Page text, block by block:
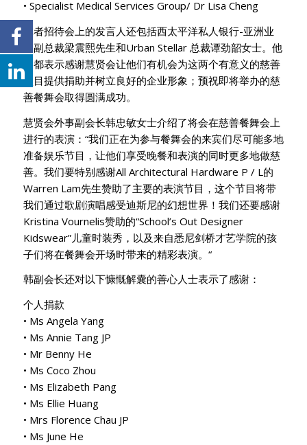
• Specialist Medical Services Group/ Dr Lisa Cheng
记者招待会上的发言人还包括西太平洋私人银行-亚洲业
务副总裁梁震熙先生和Urban Stellar 总裁谭劲韶女士。他
们都表示感谢慧贤会让他们有机会为这两个有意义的慈善
项目提供捐助并树立良好的企业形象；预祝即将举办的慈
善餐舞会取得圆满成功。
慧贤会外事副会长韩忠敏女士介绍了将会在慈善餐舞会上
进行的表演：“我们正在为参与餐舞会的来宾们尽可能多地
准备娱乐节目，让他们享受晚餐和表演的同时更多地做慈
善。我们要特别感谢All Architectural Hardware P / L的
Warren Lam先生赞助了主要的表演节目，这个节目将带
我们通过歌剧演唱感受迪斯尼的幻想世界！我们还要感谢
Kristina Vournelis赞助的“School’s Out Designer
Kidswear”儿童时装秀，以及来自悉尼剑桥才艺学院的孩
子们将在餐舞会开场时带来的精彩表演。“
韩副会长还对以下慷慨解囊的善心人士表示了感谢：
个人捐款
• Ms Angela Yang
• Ms Annie Tang JP
• Mr Benny He
• Ms Coco Zhou
• Ms Elizabeth Pang
• Ms Ellie Huang
• Mrs Florence Chau JP
• Ms June He